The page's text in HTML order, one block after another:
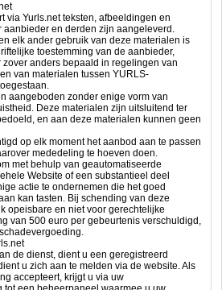
via Yurls.net teksten, afbeeldingen en
en derden zijn aangeleverd.
elk ander gebruik van deze materialen is
toestemming van de aanbieder,
anders bepaald in regelingen van
van materialen tussen YURLS-
aangeboden zonder enige vorm van
Deze materialen zijn uitsluitend ter
en aan deze materialen kunnen geen
op elk moment het aanbod aan te passen
mededeling te hoeven doen.
met behulp van geautomatiseerde
Website of een substantieel deel
actie te ondernemen die het goed
kan tasten. Bij schending van deze
opeisbare en niet voor gerechtelijke
van 500 euro per gebeurtenis verschuldigd,
de dienst, dient u een geregistreerd
u zich aan te melden via de website. Als
accepteert, krijgt u via uw